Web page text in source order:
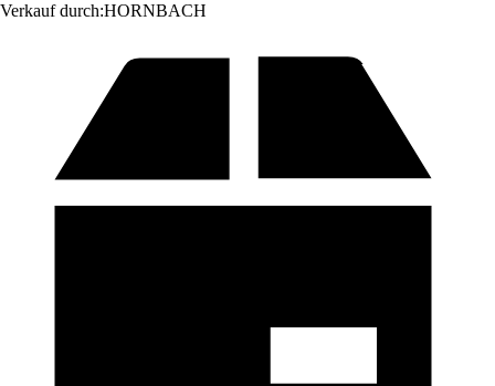
Verkauf durch:HORNBACH